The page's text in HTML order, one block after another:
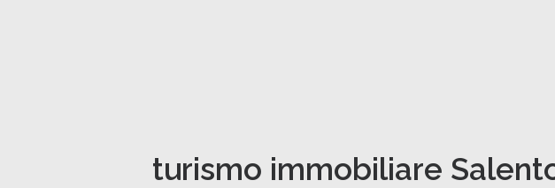
turismo immobiliare